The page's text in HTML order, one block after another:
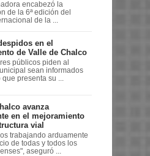
encabezó la
de la 6ª edición del
de la ...
en el
de Valle de Chalco
públicos piden al
sean informados
presenta su ...
avanza
en el mejoramiento
vial
trabajando arduamente
de todas y todos los
aseguró ...